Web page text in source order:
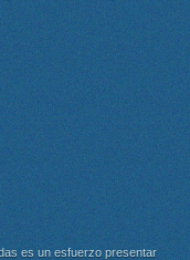
es un esfuerzo presentar